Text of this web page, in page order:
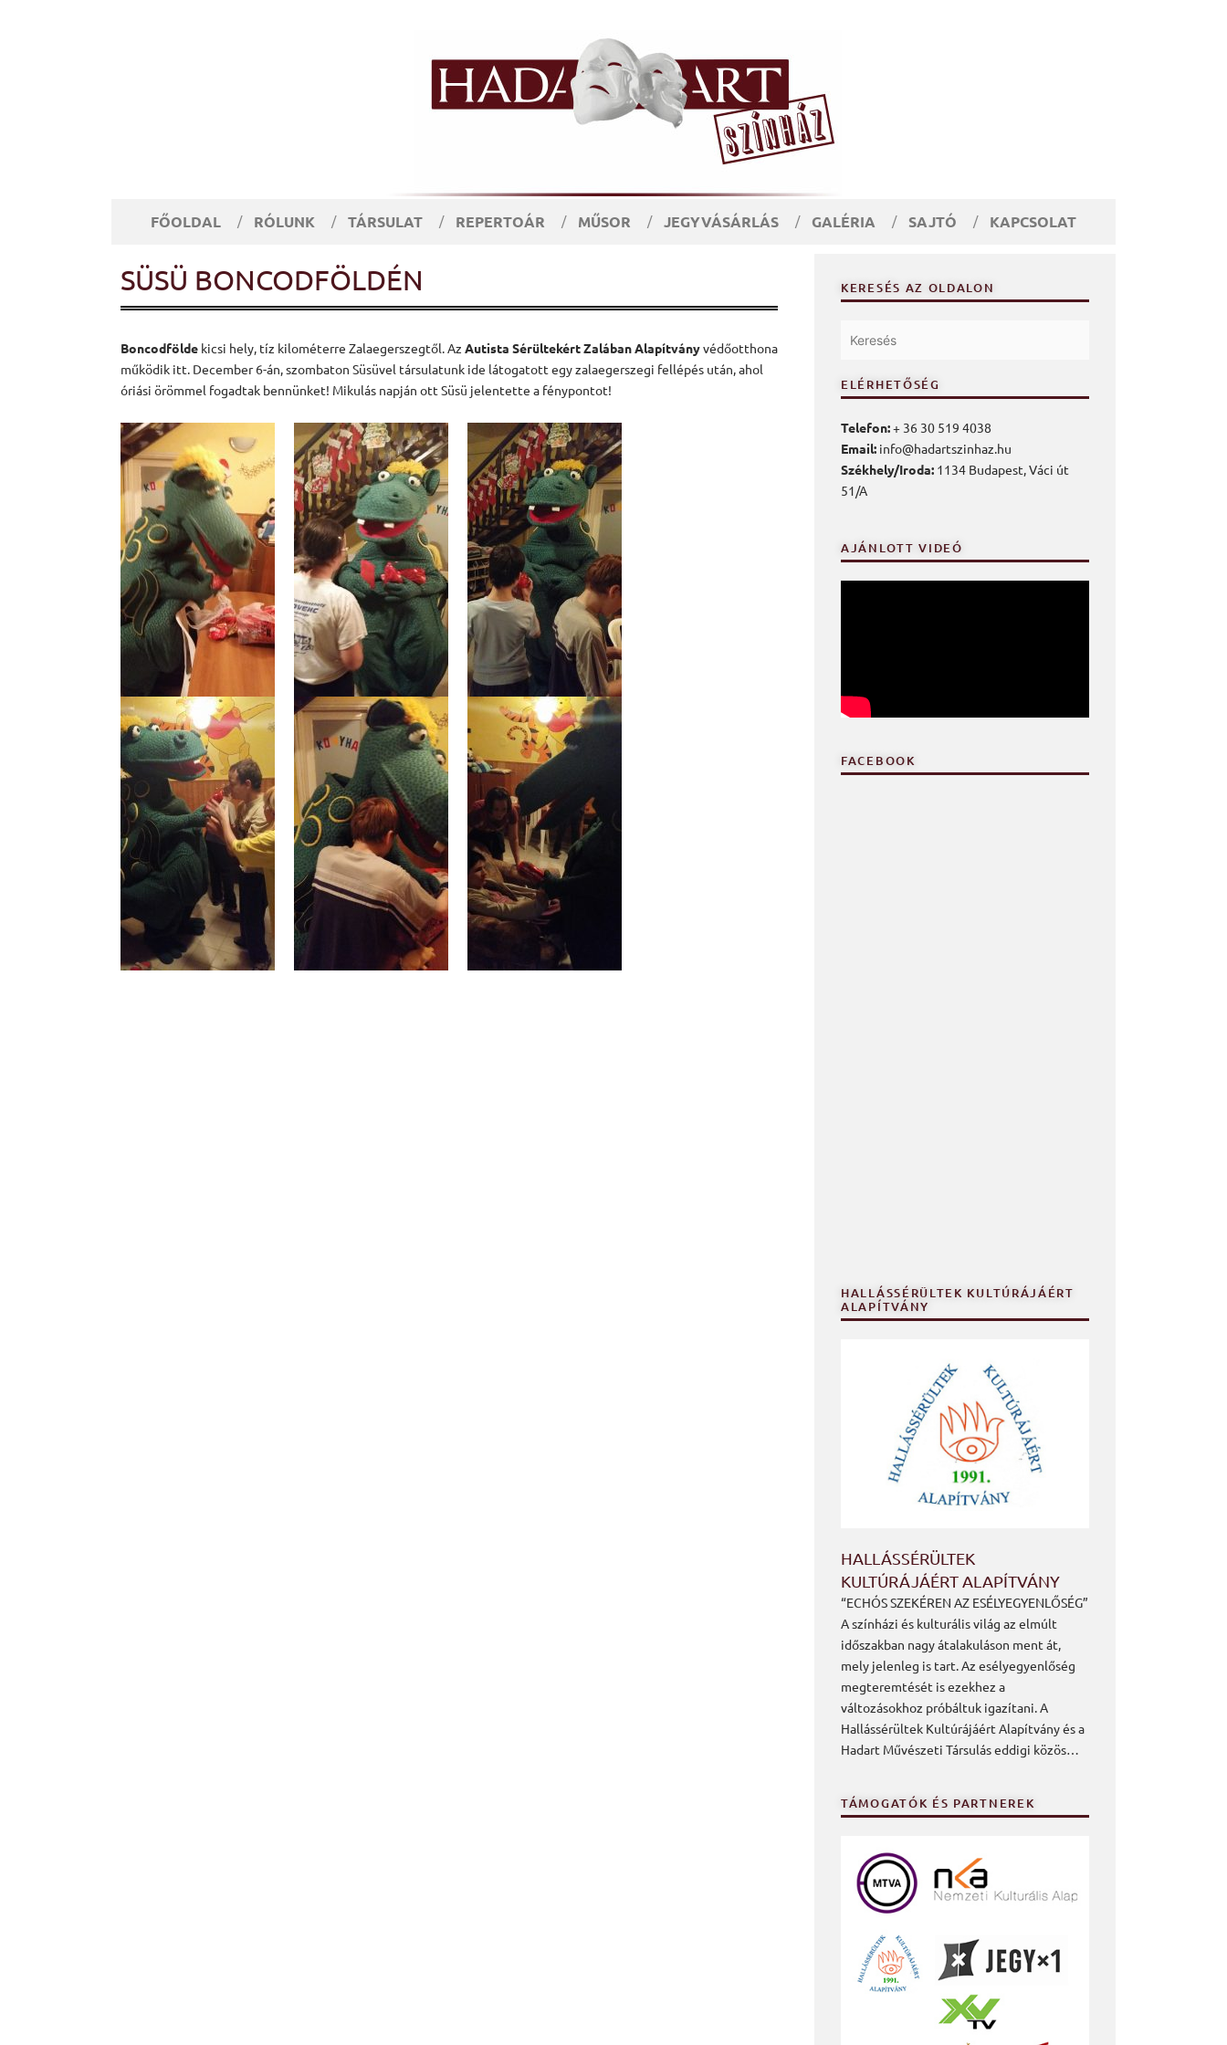
FŐOLDAL RÓLUNK TÁRSULAT REPERTOÁR MŰSOR JEGYVÁSÁRLÁS GALÉRIA SAJTÓ KAPCSOLAT
SÜSÜ BONCODFÖLDÉN
Boncodfölde kicsi hely, tíz kilométerre Zalaegerszegtől. Az Autista Sérültekért Zalában Alapítványvédőotthona
működik itt. December 6-án, szombaton Süsüvel társulatunk ide látogatott egy zalaegerszegi fellépés után, ahol
óriási örömmel fogadtak bennünket! Mikulás napján ott Süsü jelentette a fénypontot!
KERESÉS AZ OLDALON
ELÉRHETŐSÉG
Telefon:+ 36 30 519 4038
Email: info@hadartszinhaz.hu
Székhely/Iroda: 1134 Budapest, Váci út
51/A
AJÁNLOTT VIDEÓ
FACEBOOK
HALLÁSSÉRÜLTEK KULTÚRÁJÁÉRT
ALAPÍTVÁNY
HALLÁSSÉRÜLTEK
KULTÚRÁJÁÉRT ALAPÍTVÁNY
“ECHÓS SZEKÉREN AZ ESÉLYEGYENLŐSÉG”
A színházi és kulturális világ az elmúlt
időszakban nagy átalakuláson ment át,
mely jelenleg is tart. Az esélyegyenlőség
megteremtését is ezekhez a
változásokhoz próbáltuk igazítani. A
Hallássérültek Kultúrájáért Alapítvány és a
Hadart Művészeti Társulás eddigi közös…
TÁMOGATÓK ÉS PARTNEREK